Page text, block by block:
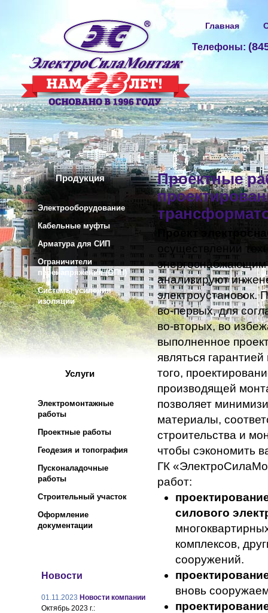
Главная
Телефоны:
Проектные
Проект
осуществлении
энергоснабжающим
анализируют
электроустановок.
во-первых, для
во-вторых, во
выполненное
являться
того,
производящей
позволяет
материалы,
строительства и
чтобы сэкономить
ГК
работ:
силового
комплексов,
сооружений.
вновь
Продукция
Электрооборудование
Кабельные муфты
Арматура для СИП
Ограничители
перенапряжения (ОПН)
Системы усиления
изоляции
Услуги
Электромонтажные
работы
Проектные работы
Геодезия и топография
Пусконаладочные
работы
Строительный участок
Оформление
документации
Новости
01.11.2023 Новости компании
Октябрь 2023 г.: